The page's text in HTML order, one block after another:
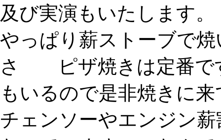
及び実演もいたします。
やっぱり薪ストーブで
さ ピザ焼きは定番で
もいるので是非焼きに
チェンソーやエンジン